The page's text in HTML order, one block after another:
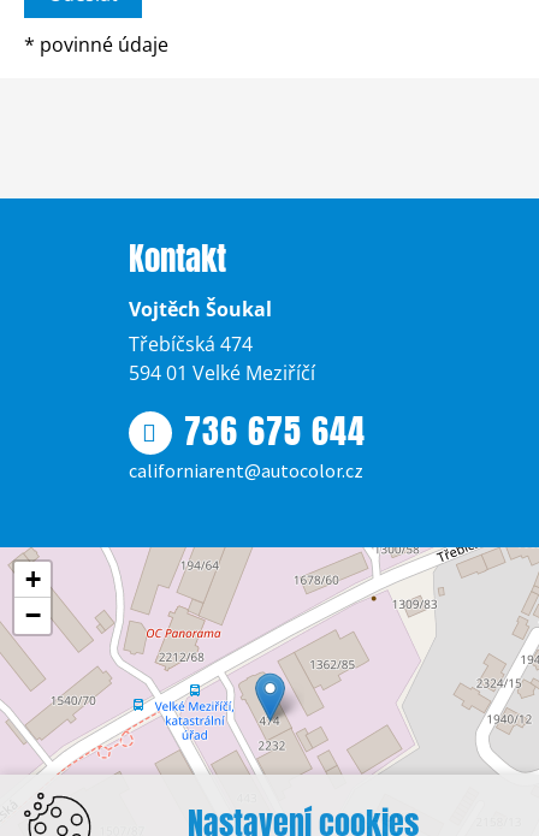
* povinné údaje
Kontakt
Vojtěch Šoukal
Třebíčská 474
594 01 Velké Meziříčí
736 675 644
californiarent@autocolor.cz
+
−
Nastavení cookies